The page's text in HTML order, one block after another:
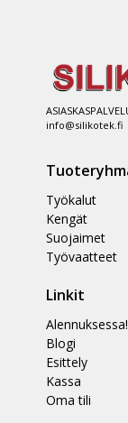
info@silikotek.fi
Työkalut
Kengät
Suojaimet
Työvaatteet
Linkit
Alennuksessa!
Blogi
Esittely
Kassa
Oma tili